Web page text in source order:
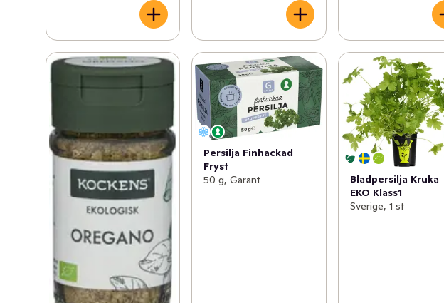
Persilja Finhackad
Fryst
50 g, Garant
Bladpersilja Kruka
EKO Klass1
Sverige, 1 st